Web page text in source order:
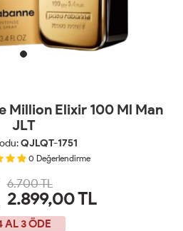
Million Elixir 100 Ml Man
JLT
QJLQT-1751
0 Değerlendirme
6.700 TL
2.899,00TL
AL 3 ÖDE